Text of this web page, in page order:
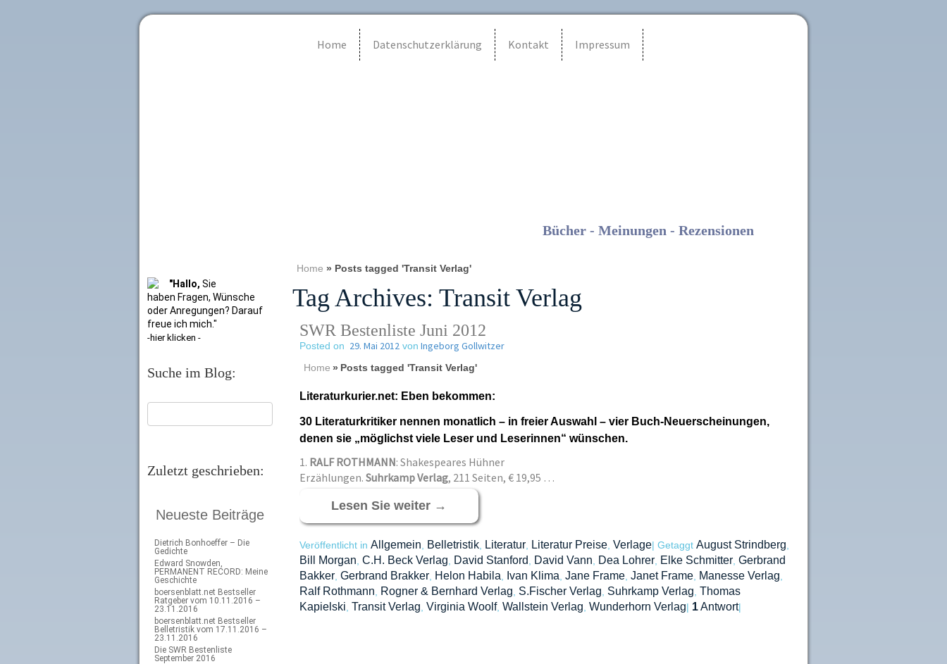
Home Datenschutzerklärung Kontakt Impressum
Bücher - Meinungen - Rezensionen
"Hallo, Sie
haben Fragen, Wünsche
oder Anregungen? Darauf
freue ich mich."
-hier klicken -
Suche im Blog:
Zuletzt geschrieben:
Neueste Beiträge
Dietrich Bonhoeffer – Die
Gedichte
Edward Snowden,
PERMANENT RECORD: Meine
Geschichte
boersenblatt.net Bestseller
Ratgeber vom 10.11.2016 –
23.11.2016
boersenblatt.net Bestseller
Belletristik vom 17.11.2016 –
23.11.2016
Die SWR Bestenliste
September 2016
Home » Posts tagged 'Transit Verlag'
Tag Archives: Transit Verlag
SWR Bestenliste Juni 2012
Posted on 29. Mai 2012 von Ingeborg Gollwitzer
Home » Posts tagged 'Transit Verlag'
Literaturkurier.net: Eben bekommen:
30 Literaturkritiker nennen monatlich – in freier Auswahl – vier Buch-Neuerscheinungen,
denen sie „möglichst viele Leser und Leserinnen“ wünschen.
1. RALF ROTHMANN: Shakespeares Hühner
Erzählungen. Suhrkamp Verlag, 211 Seiten, € 19,95 …
Lesen Sie weiter →
Veröffentlicht in Allgemein Belletristik, Literatur, Literatur Preise, Verlage| Getaggt August Strindberg
Bill Morgan C.H. Beck Verlag David Stanford David Vann Dea Lohrer, Elke Schmitter, Gerbrand
Bakker, Gerbrand Brakker, Helon Habila Ivan Klima Jane Frame, Janet Frame, Manesse Verlag
Ralf Rothmann Rogner & Bernhard Verlag S.Fischer Verlag Suhrkamp Verlag Thomas
Kapielski Transit Verlag Virginia Woolf, Wallstein Verlag Wunderhorn Verlag| 1Antwort|